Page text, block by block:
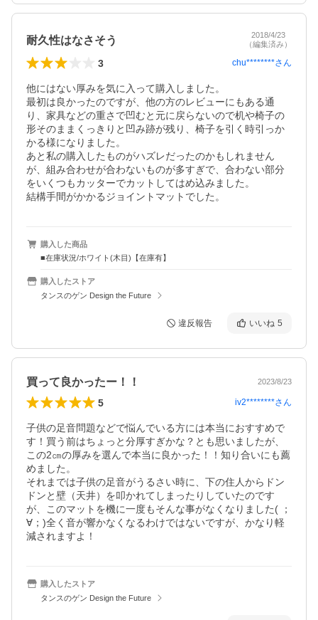
耐久性はなさそう
2018/4/23
（編集済み）
3 chu********さん
他にはない厚みを気に入って購入しました。
最初は良かったのですが、他の方のレビューにもある通
り、家具などの重さで凹むと元に戻らないので机や椅子の
形そのままくっきりと凹み跡が残り、椅子を引く時引っか
かる様になりました。
あと私の購入したものがハズレだったのかもしれません
が、組み合わせが合わないものが多すぎで、合わない部分
をいくつもカッターでカットしてはめ込みました。
結構手間がかかるジョイントマットでした。
購入した商品
■在庫状況/ホワイト(木目)【在庫有】
購入したストア
タンスのゲン Design the Future
違反報告 いいね 5
買って良かったー！！ 2023/8/23
5 iv2********さん
子供の足音問題などで悩んでいる方には本当におすすめで
す！買う前はちょっと分厚すぎかな？とも思いましたが、
この2㎝の厚みを選んで本当に良かった！！知り合いにも薦
めました。
それまでは子供の足音がうるさい時に、下の住人からドン
ドンと壁（天井）を叩かれてしまったりしていたのです
が、このマットを機に一度もそんな事がなくなりました( ；
∀；)全く音が響かなくなるわけではないですが、かなり軽
減されますよ！
購入したストア
タンスのゲン Design the Future